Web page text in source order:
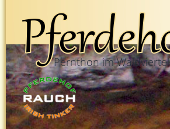
Pernthon im Waldviertel